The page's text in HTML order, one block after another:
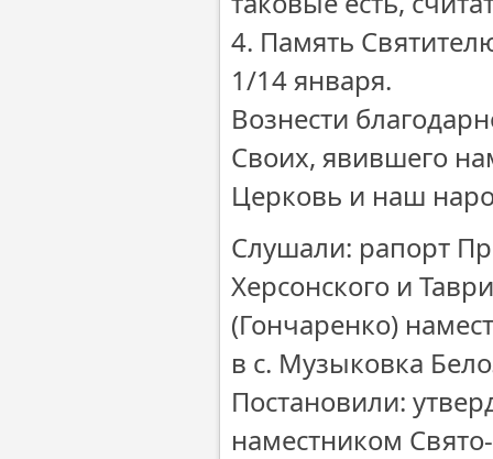
4. Память
1/14 января.
Вознести
Своих, явившего
Церковь и наш
Слушали: рапорт
Херсонского и
(Гончаренко)
в с. Музыковка
Постановили:
наместником